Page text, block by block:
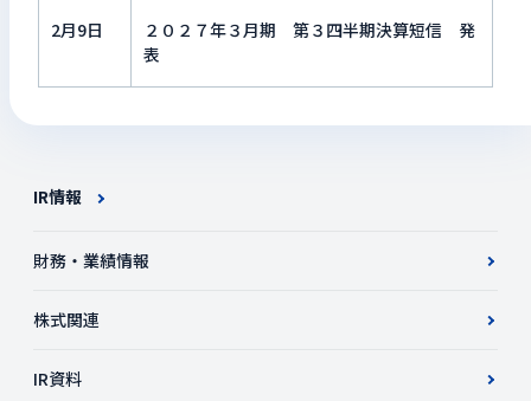
2月9日
２０２７年３月期 第３四半期決算短信 発
表
IR情報
財務・業績情報
株式関連
IR資料